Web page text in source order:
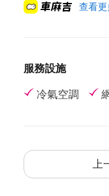
查看
服務設施
冷氣空調
上